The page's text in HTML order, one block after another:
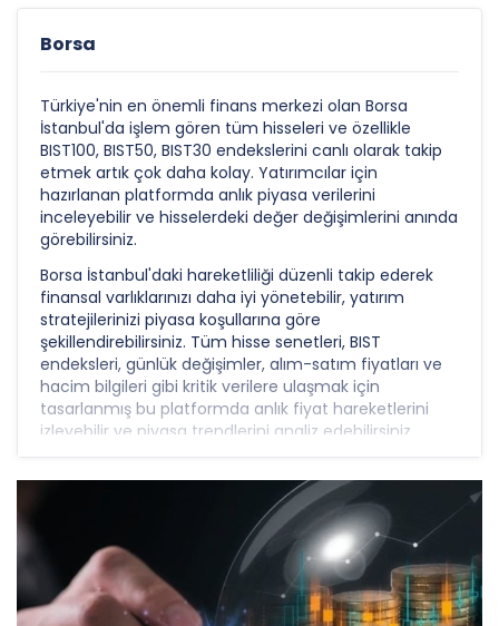
Borsa
Türkiye'nin en önemli finans merkezi olan Borsa
İstanbul'da işlem gören tüm hisseleri ve özellikle
BIST100, BIST50, BIST30 endekslerini canlı olarak takip
etmek artık çok daha kolay. Yatırımcılar için
hazırlanan platformda anlık piyasa verilerini
inceleyebilir ve hisselerdeki değer değişimlerini anında
görebilirsiniz.
Borsa İstanbul'daki hareketliliği düzenli takip ederek
finansal varlıklarınızı daha iyi yönetebilir, yatırım
stratejilerinizi piyasa koşullarına göre
şekillendirebilirsiniz. Tüm hisse senetleri, BIST
endeksleri, günlük değişimler, alım-satım fiyatları ve
hacim bilgileri gibi kritik verilere ulaşmak için
tasarlanmış bu platformda anlık fiyat hareketlerini
izleyebilir ve piyasa trendlerini analiz edebilirsiniz.
Profesyonel yatırımcılardan bireysel kullanıcılara kadar
herkesin faydalanabileceği bu detaylı borsa takip
sistemi sayesinde finansal piyasalardaki fırsatları
yakalama şansınızı artırabilir ve risk yönetiminizi
güçlendirebilirsiniz.